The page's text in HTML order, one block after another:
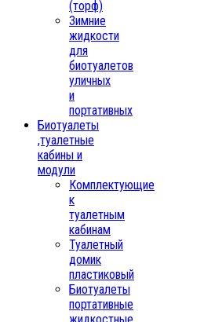
(торф)
Зимние
жидкости
для
биотуалетов
уличных
и
портативных
Биотуалеты
,туалетные
кабины и
модули
Комплектующие
к
туалетным
кабинам
Туалетный
домик
пластиковый
Биотуалеты
портативные